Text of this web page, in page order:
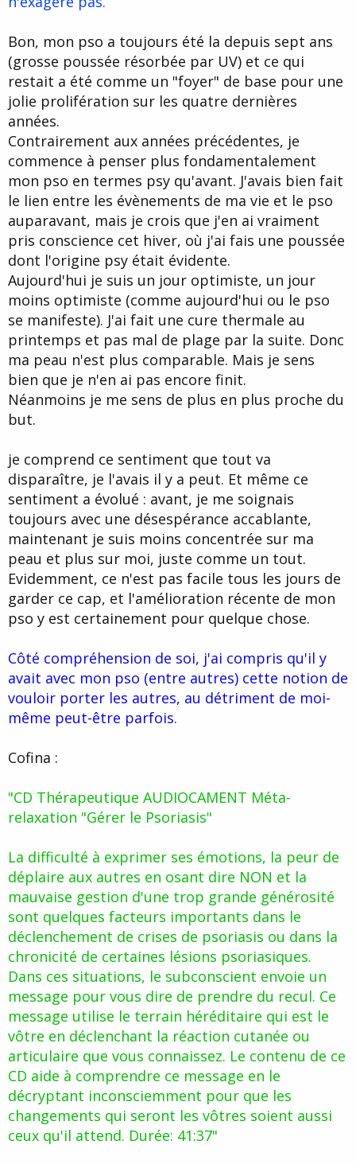
Bon, mon pso a toujours été la depuis sept ans
(grosse poussée résorbée par UV) et ce qui
restait a été comme un "foyer" de base pour une
jolie prolifération sur les quatre dernières
années.
Contrairement aux années précédentes, je
commence à penser plus fondamentalement
mon pso en termes psy qu'avant. J'avais bien fait
le lien entre les évènements de ma vie et le pso
auparavant, mais je crois que j'en ai vraiment
pris conscience cet hiver, où j'ai fais une poussée
dont l'origine psy était évidente.
Aujourd'hui je suis un jour optimiste, un jour
moins optimiste (comme aujourd'hui ou le pso
se manifeste). J'ai fait une cure thermale au
printemps et pas mal de plage par la suite. Donc
ma peau n'est plus comparable. Mais je sens
bien que je n'en ai pas encore finit.
Néanmoins je me sens de plus en plus proche du
but.
je comprend ce sentiment que tout va
disparaître, je l'avais il y a peut. Et même ce
sentiment a évolué : avant, je me soignais
toujours avec une désespérance accablante,
maintenant je suis moins concentrée sur ma
peau et plus sur moi, juste comme un tout.
Evidemment, ce n'est pas facile tous les jours de
garder ce cap, et l'amélioration récente de mon
pso y est certainement pour quelque chose.
Côté compréhension de soi, j'ai compris qu'il y
avait avec mon pso (entre autres) cette notion de
vouloir porter les autres, au détriment de moi-
même peut-être parfois.
Cofina :
"CD Thérapeutique AUDIOCAMENT Méta-
relaxation "Gérer le Psoriasis"
La difficulté à exprimer ses émotions, la peur de
déplaire aux autres en osant dire NON et la
mauvaise gestion d'une trop grande générosité
sont quelques facteurs importants dans le
déclenchement de crises de psoriasis ou dans la
chronicité de certaines lésions psoriasiques.
Dans ces situations, le subconscient envoie un
message pour vous dire de prendre du recul. Ce
message utilise le terrain héréditaire qui est le
vôtre en déclenchant la réaction cutanée ou
articulaire que vous connaissez. Le contenu de ce
CD aide à comprendre ce message en le
décryptant inconsciemment pour que les
changements qui seront les vôtres soient aussi
ceux qu'il attend. Durée: 41:37"